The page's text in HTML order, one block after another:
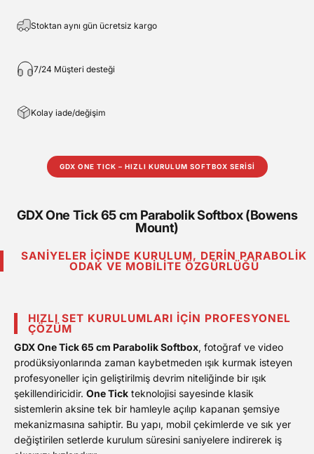
Stoktan aynı gün ücretsiz kargo
7/24 Müşteri desteği
Kolay iade/değişim
GDX ONE TICK – HIZLI KURULUM SOFTBOX SERİSİ
GDX One Tick 65 cm Parabolik Softbox (Bowens
Mount)
SANIYELER İÇINDE KURULUM, DERIN PARABOLIK
ODAK VE MOBILITE ÖZGÜRLÜĞÜ
HIZLI SET KURULUMLARI İÇIN PROFESYONEL
ÇÖZÜM
GDX One Tick 65 cm Parabolik Softbox, fotoğraf ve video
prodüksiyonlarında zaman kaybetmeden ışık kurmak isteyen
profesyoneller için geliştirilmiş devrim niteliğinde bir ışık
şekillendiricidir. One Tick teknolojisi sayesinde klasik
sistemlerin aksine tek bir hamleyle açılıp kapanan şemsiye
mekanizmasına sahiptir. Bu yapı, mobil çekimlerde ve sık yer
değiştirilen setlerde kurulum süresini saniyelere indirerek iş